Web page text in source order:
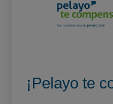
¡Pelayo te